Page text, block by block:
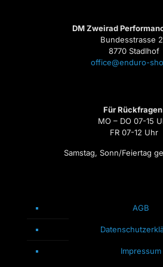
DM Zweirad
Bundesstrasse
8770 Stadlhof
office@enduro-
Für
MO – DO 07-15
FR 07-12 Uhr
Samstag, Sonn/Feiertag
AGB
Impressum